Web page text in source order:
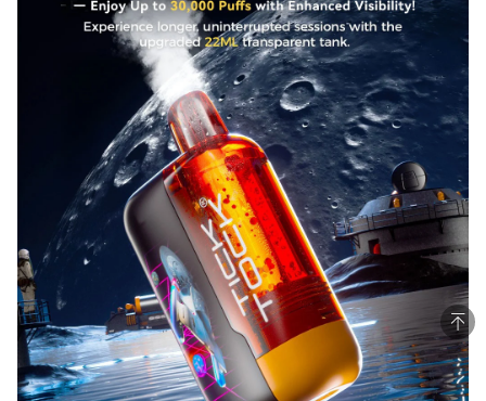
Vapepievape Plattform-Zertifizierung
www.vapepievape.com
About Mythicvape Security Certification
Privacy Protection Certified
Security Assurance Certified